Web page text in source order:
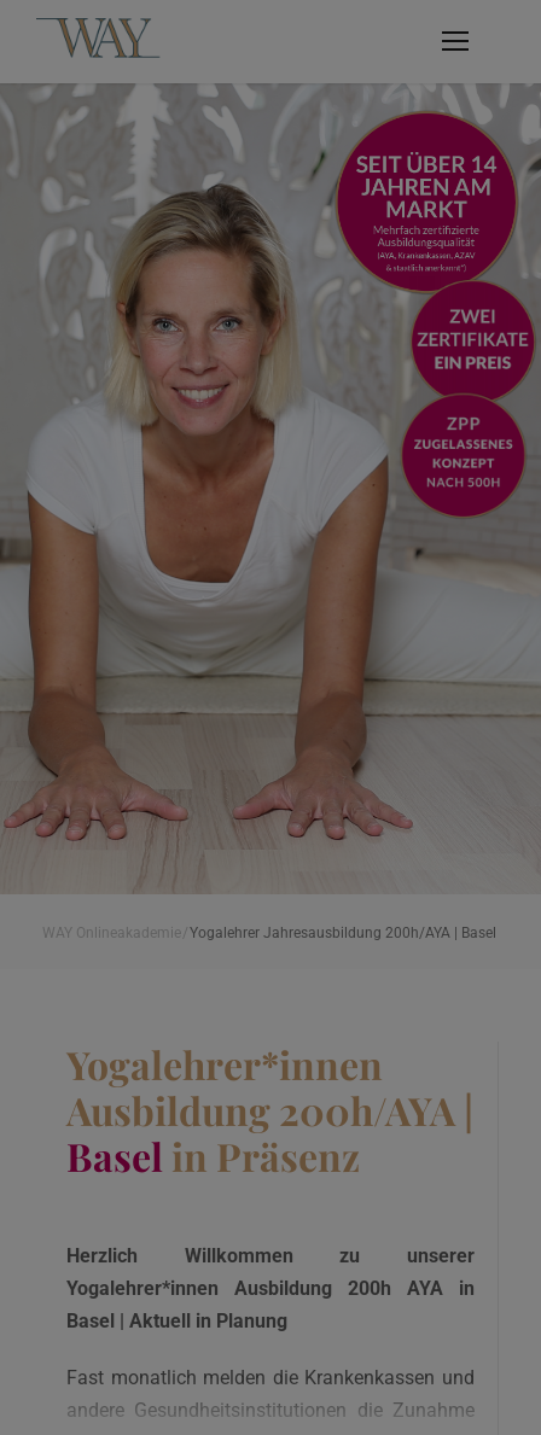
WAY Onlineakademie/Yogalehrer Jahresausbildung 200h/AYA | Basel
Yogalehrer*innen
Ausbildung 200h/AYA |
Basel in Präsenz
Herzlich Willkommen zu unserer
Yogalehrer*innen Ausbildung 200h AYA in
Basel | Aktuell in Planung
Fast monatlich melden die Krankenkassen und
andere Gesundheitsinstitutionen die Zunahme